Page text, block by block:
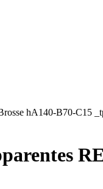
hA140-B70-C15